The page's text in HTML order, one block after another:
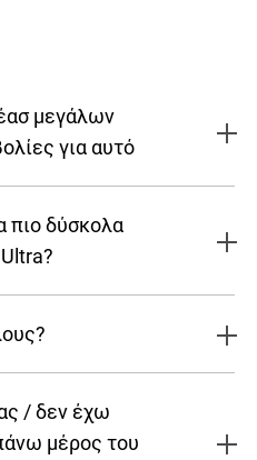
μεγάλων
για αυτό
πιο δύσκολα
/ δεν έχω
μέρος του